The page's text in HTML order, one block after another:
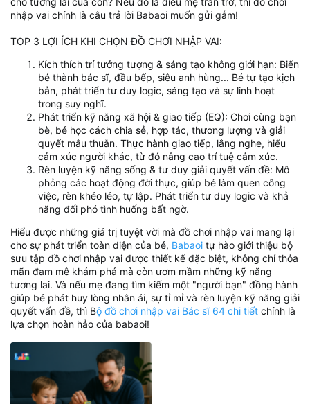
nhập vai chính là câu trả lời Babaoi muốn gửi gắm!
TOP 3 LỢI ÍCH KHI CHỌN ĐỒ CHƠI NHẬP VAI:
Kích thích trí tưởng tượng & sáng tạo không giới hạn: Biến
bé thành bác sĩ, đầu bếp, siêu anh hùng... Bé tự tạo kịch
bản, phát triển tư duy logic, sáng tạo và sự linh hoạt
trong suy nghĩ.
Phát triển kỹ năng xã hội & giao tiếp (EQ): Chơi cùng bạn
bè, bé học cách chia sẻ, hợp tác, thương lượng và giải
quyết mâu thuẫn. Thực hành giao tiếp, lắng nghe, hiểu
cảm xúc người khác, từ đó nâng cao trí tuệ cảm xúc.
Rèn luyện kỹ năng sống & tư duy giải quyết vấn đề: Mô
phỏng các hoạt động đời thực, giúp bé làm quen công
việc, rèn khéo léo, tự lập. Phát triển tư duy logic và khả
năng đối phó tình huống bất ngờ.
Hiểu được những giá trị tuyệt vời mà đồ chơi nhập vai mang lại
cho sự phát triển toàn diện của bé, Babaoi tự hào giới thiệu bộ
sưu tập đồ chơi nhập vai được thiết kế đặc biệt, không chỉ thỏa
mãn đam mê khám phá mà còn ươm mầm những kỹ năng
tương lai. Và nếu mẹ đang tìm kiếm một "người bạn" đồng hành
giúp bé phát huy lòng nhân ái, sự tỉ mỉ và rèn luyện kỹ năng giải
quyết vấn đề, thì Bộ đồ chơi nhập vai Bác sĩ 64 chi tiết chính là
lựa chọn hoàn hảo của babaoi!